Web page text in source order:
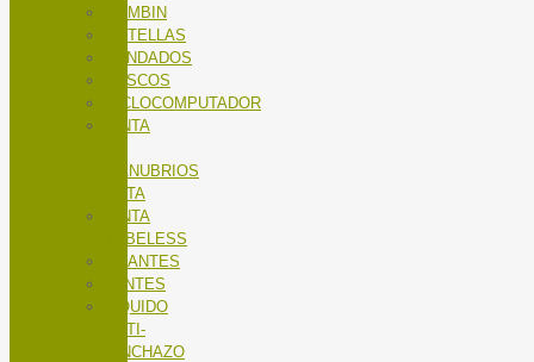
BOMBIN
BOTELLAS
CANDADOS
CASCOS
CICLOCOMPUTADOR
CINTA
MANUBRIOS
RUTA
CINTA
TUBELESS
GUANTES
LENTES
LÍQUIDO
ANTI-
PINCHAZO